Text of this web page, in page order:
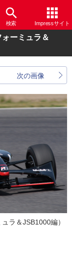
検索 Impressサイト
ーミュラ＆
次の画像
ラ＆JSB1000編）